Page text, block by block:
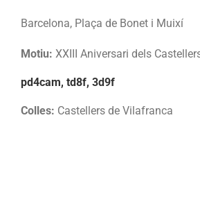
Barcelona, Plaça de Bonet i Muixí
Motiu: XXIII Aniversari dels
pd4cam, td8f, 3d9f
Colles: Castellers de Vilafranca